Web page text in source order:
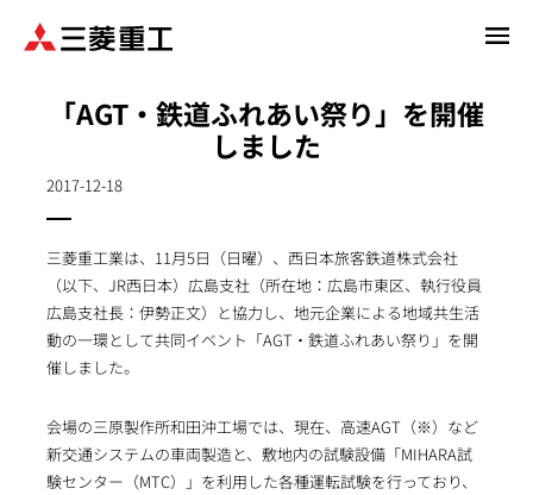
「AGT・鉄道ふれあい祭り」を開催
しました
2017-12-18
三菱重工業は、11月5日（日曜）、西日本旅客鉄道株式会社
（以下、JR西日本）広島支社（所在地：広島市東区、執行役員
広島支社長：伊勢正文）と協力し、地元企業による地域共生活
動の一環として共同イベント「AGT・鉄道ふれあい祭り」を開
催しました。
会場の三原製作所和田沖工場では、現在、高速AGT（※）など
新交通システムの車両製造と、敷地内の試験設備「MIHARA試
験センター（MTC）」を利用した各種運転試験を行っており、